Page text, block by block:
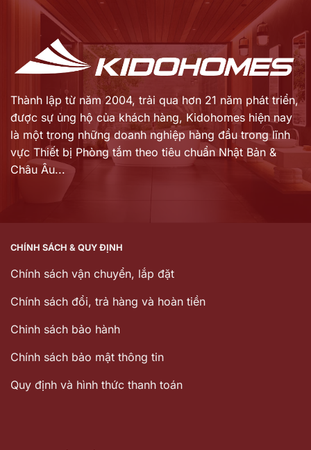
5.247.000 ₫.
Thành lập từ năm 2004, trải qua hơn 21 năm phát triển,
được sự ủng hộ của khách hàng, Kidohomes hiện nay
là một trong những doanh nghiệp hàng đầu trong lĩnh
vực Thiết bị Phòng tắm theo tiêu chuẩn Nhật Bản &
Châu Âu...
CHÍNH SÁCH & QUY ĐỊNH
Chính sách vận chuyển, lắp đặt
Chính sách đổi, trả hàng và hoàn tiền
Chinh sách bảo hành
Chính sách bảo mật thông tin
Quy định và hình thức thanh toán